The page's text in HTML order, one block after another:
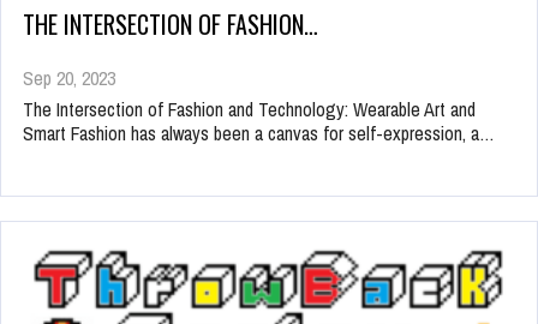
THE INTERSECTION OF FASHION…
Sep 20, 2023
The Intersection of Fashion and Technology: Wearable Art and
Smart Fashion has always been a canvas for self-expression, a…